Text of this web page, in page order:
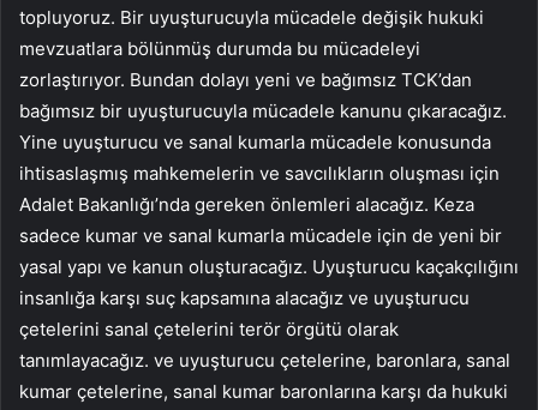
topluyoruz. Bir uyuşturucuyla mücadele değişik hukuki
mevzuatlara bölünmüş durumda bu mücadeleyi
zorlaştırıyor. Bundan dolayı yeni ve bağımsız TCK’dan
bağımsız bir uyuşturucuyla mücadele kanunu çıkaracağız.
Yine uyuşturucu ve sanal kumarla mücadele konusunda
ihtisaslaşmış mahkemelerin ve savcılıkların oluşması için
Adalet Bakanlığı’nda gereken önlemleri alacağız. Keza
sadece kumar ve sanal kumarla mücadele için de yeni bir
yasal yapı ve kanun oluşturacağız. Uyuşturucu kaçakçılığını
insanlığa karşı suç kapsamına alacağız ve uyuşturucu
çetelerini sanal çetelerini terör örgütü olarak
tanımlayacağız. ve uyuşturucu çetelerine, baronlara, sanal
kumar çetelerine, sanal kumar baronlarına karşı da hukuki